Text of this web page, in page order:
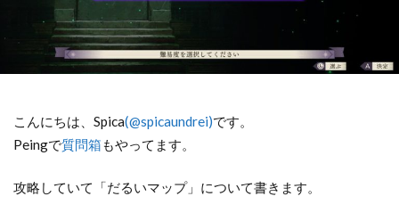
こんにちは、Spica(@spicaundrei)です。
Peingで質問箱もやってます。
攻略していて「だるいマップ」について書きます。